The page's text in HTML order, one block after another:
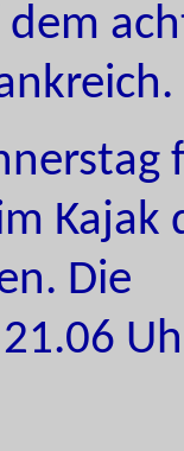
Kajak
Die